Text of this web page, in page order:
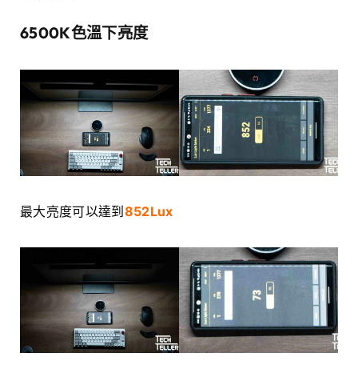
6500K色溫下亮度
最大亮度可以達到852Lux